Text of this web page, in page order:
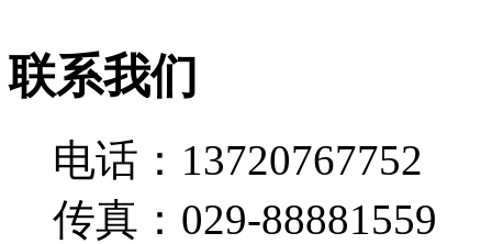
联系我们
电话：13720767752
传真：029-88881559